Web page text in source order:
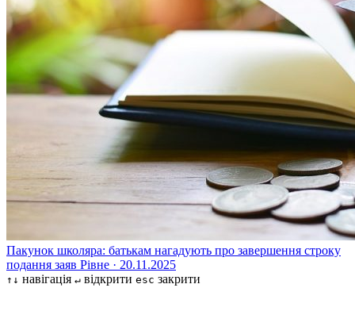
Пакунок школяра: батькам нагадують про завершення строку
подання заяв Рівне · 20.11.2025
↑↓ навігація ↵ відкрити esc закрити